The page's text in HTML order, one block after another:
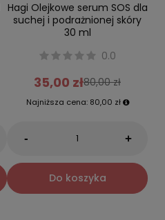
Hagi Olejkowe serum SOS dla
suchej i podrażnionej skóry
30 ml
0.0
35,00 zł80,00 zł
Najniższa cena: 80,00 zł
- +
Do koszyka